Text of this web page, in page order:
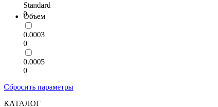
Standard
0
Объем
0.0003
0
0.0005
0
Сбросить параметры
КАТАЛОГ